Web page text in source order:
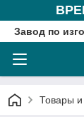
Завод по
Товары и